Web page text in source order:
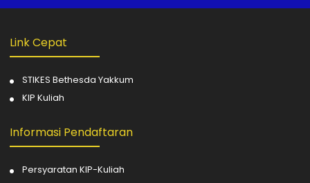
Link Cepat
STIKES Bethesda Yakkum
KIP Kuliah
Informasi Pendaftaran
Persyaratan KIP-Kuliah